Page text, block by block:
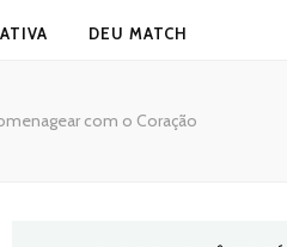
DEU MATCH
com o Coração